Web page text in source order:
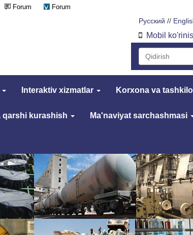
Forum
Forum
Русский //
Mobil
Interaktiv xizmatlar Korxona va
qarshi kurashish Ma'naviyat sarchashmasi